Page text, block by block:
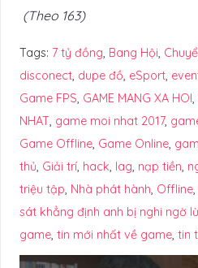
(Theo 163)
Tags: 7 tỷ đồng, Bang Hội,
disconect, dupe đồ, eSport,
Game FPS, GAME MANG XA HOI,
NHAT, game moi nhat 2017,
Game Offline, Game Online,
thủ, Giải trí, hack, lag, nạp tiền,
triệu tập, Nhà phát hành, Offline,
sát khẳng định anh bị nghi ngờ
game, tin mới nhất về game, tin